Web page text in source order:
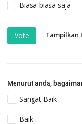
Biasa-biasa saja
Vote Tampilkan
Menurut anda,
Sangat Baik
Baik